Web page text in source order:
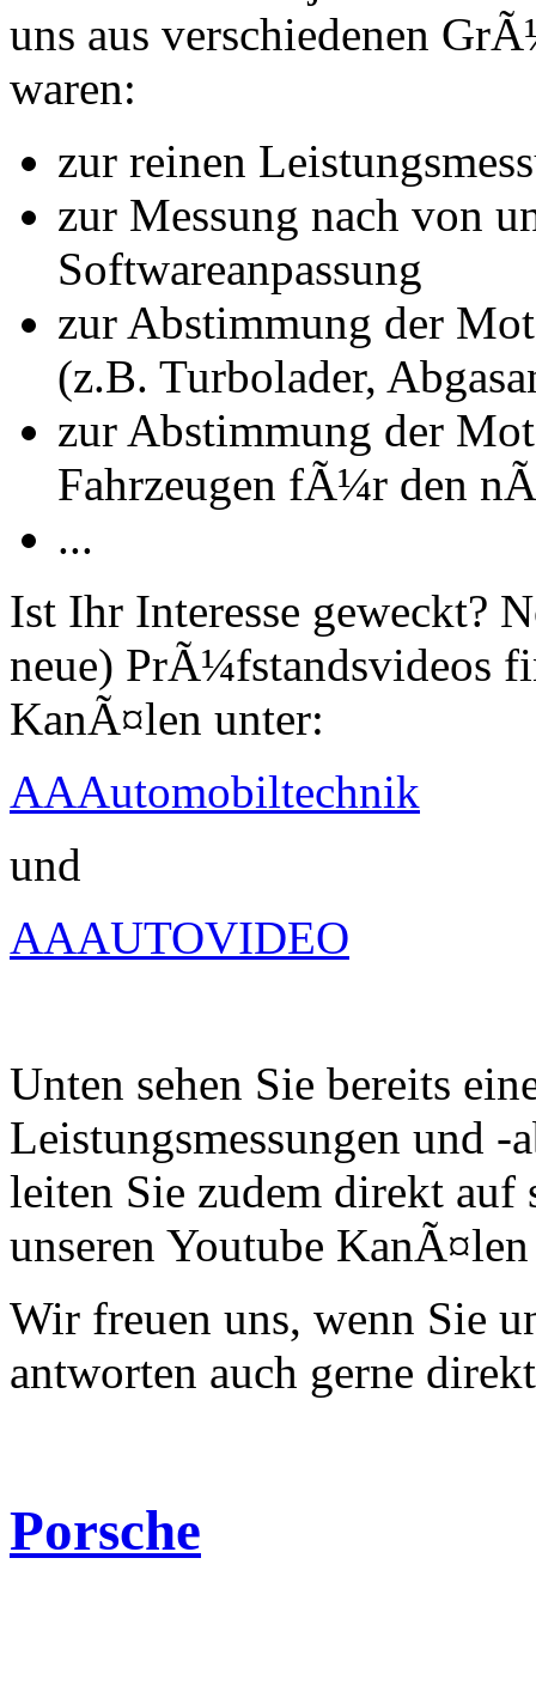
uns aus verschiedenen
waren:
zur reinen
zur Messung nach von
Softwareanpassung
zur Abstimmung der
(z.B. Turbolader,
zur Abstimmung der
Fahrzeugen fÃ¼r den
...
Ist Ihr Interesse geweckt?
neue) PrÃ¼fstandsvideos
KanÃ¤len unter:
AAAutomobiltechnik
und
AAAUTOVIDEO
Unten sehen Sie bereits
Leistungsmessungen und -
leiten Sie zudem direkt auf
unseren Youtube
Wir freuen uns, wenn Sie
antworten auch gerne
Porsche